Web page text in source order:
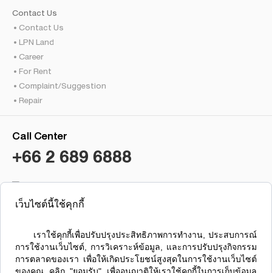
Contact Us
Contact Us
LPN Land
Career
For Rent
Complaint/Suggestion
Repair
Call Center
+66 2 689 6888
เว็บไซต์นี้ใช้คุกกี้
การใช้งานเว็บไซต์, การวิเคราะห์ข้อมูล, และการปรับปรุงกิจกรรม
การตลาดของเรา เพื่อให้เกิดประโยชน์สูงสุดในการใช้งานเว็บไซต์